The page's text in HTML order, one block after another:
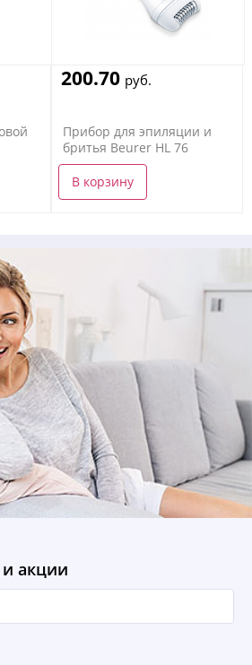
200.70 руб.
Прибор для эпиляции и
бритья Beurer HL 76
В корзину
акции